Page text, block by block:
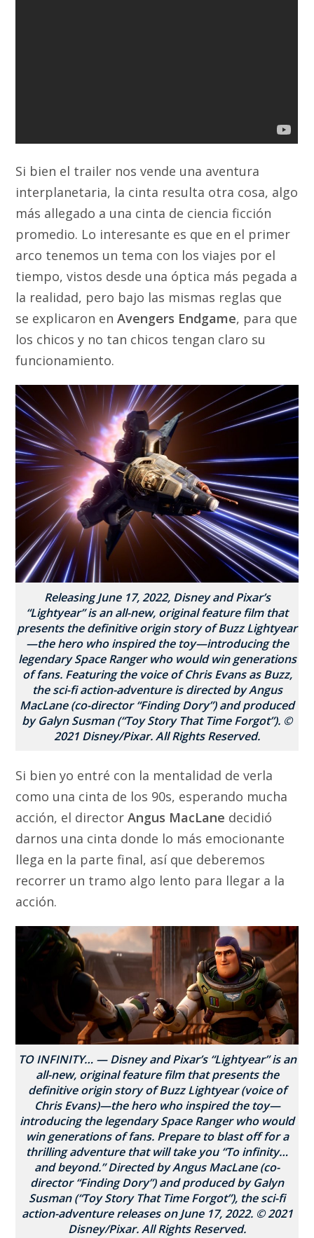
Si bien el trailer nos vende una aventura
interplanetaria, la cinta resulta otra cosa, algo
más allegado a una cinta de ciencia ficción
promedio. Lo interesante es que en el primer
arco tenemos un tema con los viajes por el
tiempo, vistos desde una óptica más pegada a
la realidad, pero bajo las mismas reglas que
se explicaron enAvengers Endgame, para que
los chicos y no tan chicos tengan claro su
funcionamiento.
Releasing June 17, 2022, Disney and Pixar’s
“Lightyear” is an all-new, original feature film that
presents the definitive origin story of Buzz Lightyear
—the hero who inspired the toy—introducing the
legendary Space Ranger who would win generations
of fans. Featuring the voice of Chris Evans as Buzz,
the sci-fi action-adventure is directed by Angus
MacLane (co-director “Finding Dory”) and produced
by Galyn Susman (“Toy Story That Time Forgot”). ©
2021 Disney/Pixar. All Rights Reserved.
Si bien yo entré con la mentalidad de verla
como una cinta de los 90s, esperando mucha
acción, el directorAngus MacLane decidió
darnos una cinta donde lo más emocionante
llega en la parte final, así que deberemos
recorrer un tramo algo lento para llegar a la
acción.
TO INFINITY… — Disney and Pixar’s “Lightyear” is an
all-new, original feature film that presents the
definitive origin story of Buzz Lightyear (voice of
Chris Evans)—the hero who inspired the toy—
introducing the legendary Space Ranger who would
win generations of fans. Prepare to blast off for a
thrilling adventure that will take you “To infinity…
and beyond.” Directed by Angus MacLane (co-
director “Finding Dory”) and produced by Galyn
Susman (“Toy Story That Time Forgot”), the sci-fi
action-adventure releases on June 17, 2022. © 2021
Disney/Pixar. All Rights Reserved.